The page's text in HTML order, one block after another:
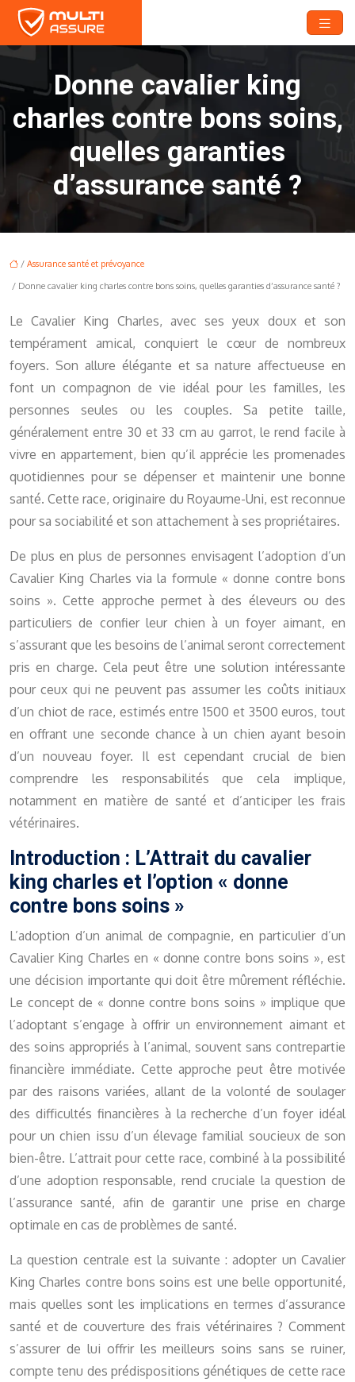
Donne cavalier king
charles contre bons soins,
quelles garanties
d’assurance santé ?
/ Assurance santé et prévoyance
/ Donne cavalier king charles contre bons soins, quelles garanties d’assurance santé ?
Le Cavalier King Charles, avec ses yeux doux et son
tempérament amical, conquiert le cœur de nombreux
foyers. Son allure élégante et sa nature affectueuse en
font un compagnon de vie idéal pour les familles, les
personnes seules ou les couples. Sa petite taille,
généralement entre 30 et 33 cm au garrot, le rend facile à
vivre en appartement, bien qu’il apprécie les promenades
quotidiennes pour se dépenser et maintenir une bonne
santé. Cette race, originaire du Royaume-Uni, est reconnue
pour sa sociabilité et son attachement à ses propriétaires.
De plus en plus de personnes envisagent l’adoption d’un
Cavalier King Charles via la formule « donne contre bons
soins ». Cette approche permet à des éleveurs ou des
particuliers de confier leur chien à un foyer aimant, en
s’assurant que les besoins de l’animal seront correctement
pris en charge. Cela peut être une solution intéressante
pour ceux qui ne peuvent pas assumer les coûts initiaux
d’un chiot de race, estimés entre 1500 et 3500 euros, tout
en offrant une seconde chance à un chien ayant besoin
d’un nouveau foyer. Il est cependant crucial de bien
comprendre les responsabilités que cela implique,
notamment en matière de santé et d’anticiper les frais
vétérinaires.
Introduction : L’Attrait du cavalier
king charles et l’option « donne
contre bons soins »
L’adoption d’un animal de compagnie, en particulier d’un
Cavalier King Charles en « donne contre bons soins », est
une décision importante qui doit être mûrement réfléchie.
Le concept de « donne contre bons soins » implique que
l’adoptant s’engage à offrir un environnement aimant et
des soins appropriés à l’animal, souvent sans contrepartie
financière immédiate. Cette approche peut être motivée
par des raisons variées, allant de la volonté de soulager
des difficultés financières à la recherche d’un foyer idéal
pour un chien issu d’un élevage familial soucieux de son
bien-être. L’attrait pour cette race, combiné à la possibilité
d’une adoption responsable, rend cruciale la question de
l’assurance santé, afin de garantir une prise en charge
optimale en cas de problèmes de santé.
La question centrale est la suivante : adopter un Cavalier
King Charles contre bons soins est une belle opportunité,
mais quelles sont les implications en termes d’assurance
santé et de couverture des frais vétérinaires ? Comment
s’assurer de lui offrir les meilleurs soins sans se ruiner,
compte tenu des prédispositions génétiques de cette race